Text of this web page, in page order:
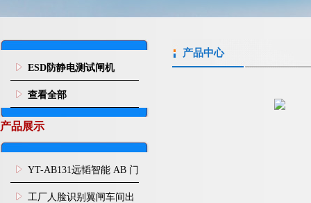
ESD防静电测试闸机
查看全部
产品展示
YT-AB131远韬智能 AB 门
闸机双通道互锁防尾随闸
工厂人脸识别翼闸车间出
产品中心